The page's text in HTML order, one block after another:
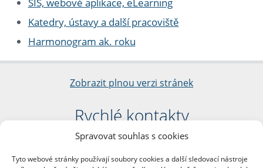
Spravovat souhlas s cookies
Tyto webové stránky používají soubory cookies a další sledovací nástroje
Katedry, ústavy a další pracoviště
Harmonogram ak. roku
Zobrazit plnou verzi stránek
Rychlé kontakty
Filozofická fakulta
nám. Jana Palacha 1/2